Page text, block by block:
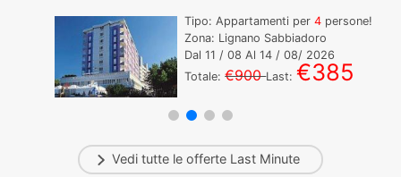
Tipo: Appartamenti per4persone!
Zona: Lignano Sabbiadoro
Dal
11/ 08 Al 14/ 08/ 2026
Totale:
€900 Last:€385
Vedi tutte le offerte Last Minute